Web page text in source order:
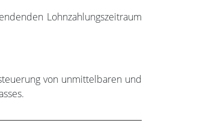
Lohnzahlungszeitraum
von unmittelbaren und